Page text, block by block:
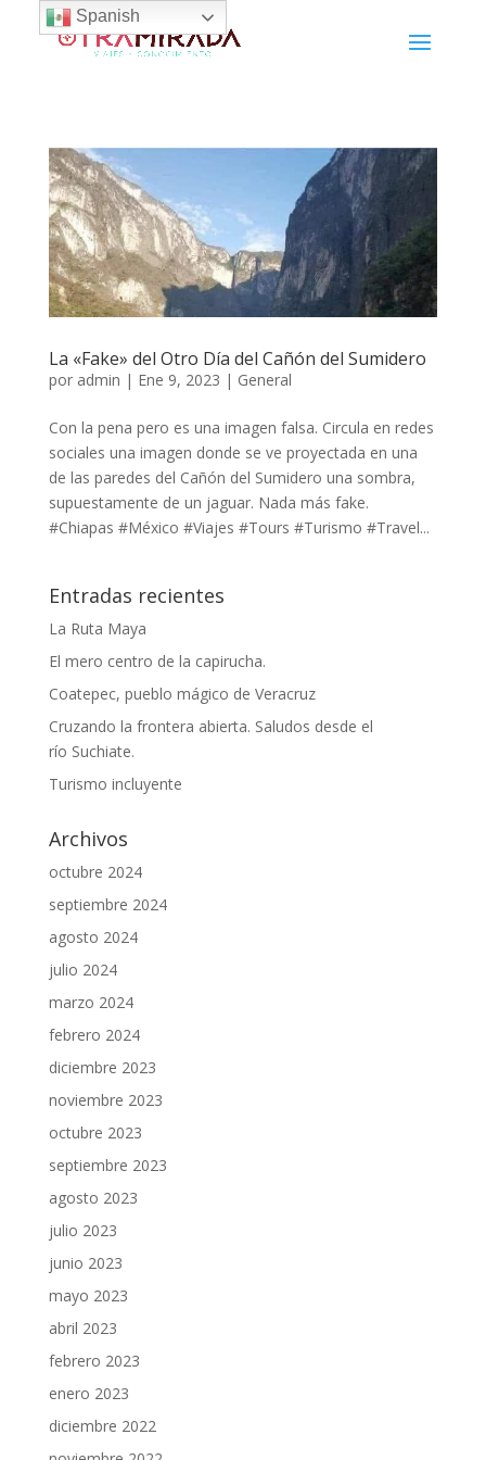
La «Fake» del Otro Día del Cañón del Sumidero
por admin | Ene 9, 2023 | General
Con la pena pero es una imagen falsa. Circula en redes
sociales una imagen donde se ve proyectada en una
de las paredes del Cañón del Sumidero una sombra,
supuestamente de un jaguar. Nada más fake.
#Chiapas #México #Viajes #Tours #Turismo #Travel...
Entradas recientes
La Ruta Maya
El mero centro de la capirucha.
Coatepec, pueblo mágico de Veracruz
Cruzando la frontera abierta. Saludos desde el
río Suchiate.
Turismo incluyente
Archivos
octubre 2024
septiembre 2024
agosto 2024
julio 2024
marzo 2024
febrero 2024
diciembre 2023
noviembre 2023
octubre 2023
septiembre 2023
agosto 2023
julio 2023
junio 2023
mayo 2023
abril 2023
febrero 2023
enero 2023
diciembre 2022
Spanish